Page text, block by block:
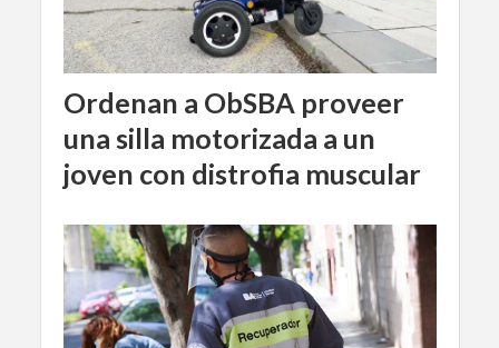
Ordenan a ObSBA proveer
una silla motorizada a un
joven con distrofia muscular